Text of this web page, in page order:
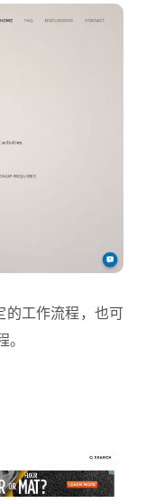
的工作流程，也可